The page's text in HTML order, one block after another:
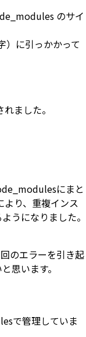
のサイ
）に引っかかって
ました。
にまと
より、重複インス
うになりました。
のエラーを引き起
思います。
で管理していま